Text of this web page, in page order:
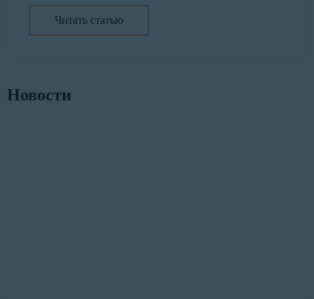
Читать статью
Новости